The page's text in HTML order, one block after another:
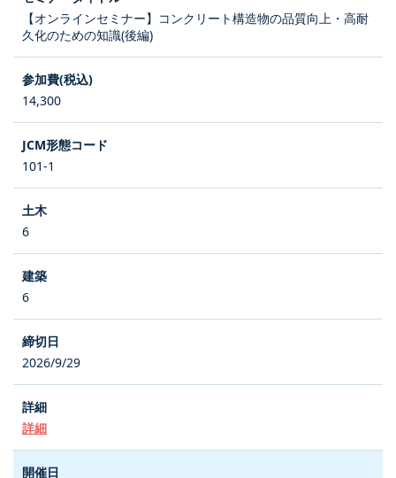
【オンラインセミナー】コンクリート構造物の品質向上・高耐
久化のための知識(後編)
14,300
101-1
6
6
2026/9/29
詳細